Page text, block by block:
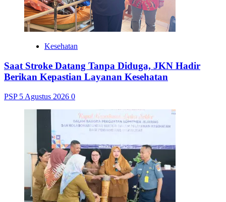
Kesehatan
Saat Stroke Datang Tanpa Diduga, JKN Hadir
Berikan Kepastian Layanan Kesehatan
PSP 5 Agustus 2026 0